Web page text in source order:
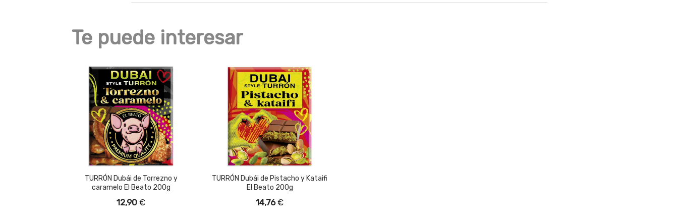
Te puede interesar
TURRÓN Dubái de Torrezno y
caramelo El Beato 200g
12,90 €
TURRÓN Dubái de Pistacho y Kataifi
El Beato 200g
14,76€